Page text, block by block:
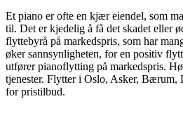
Et piano er ofte en kjær eiendel, som
til. Det er kjedelig å få det skadet eller
flyttebyrå på markedspris, som har
øker sannsynligheten, for en positiv
utfører pianoflytting på markedspris.
tjenester. Flytter i Oslo, Asker,
for pristilbud.